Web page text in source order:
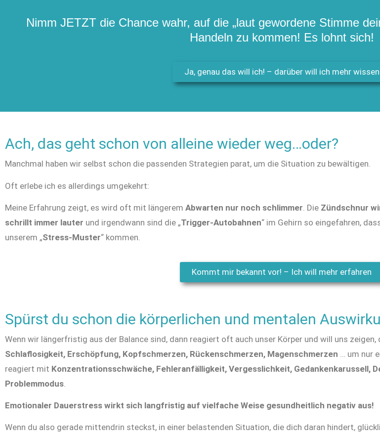
Nimm JETZT die Chance wahr, auf die „laut gewordene Stimme
Handeln zu kommen! Es lohnt sich!
Ja, genau das will ich! – darüber will ich mehr wissen
Ach, das geht schon von alleine wieder weg…oder?
Manchmal haben wir selbst schon die passenden Strategien parat, um die Situation zu bewältigen.
Oft erlebe ich es allerdings umgekehrt:
Meine Erfahrung zeigt, es wird oft mit längerem Abwarten nur noch schlimmer. Die Zündschnur
schrillt immer lauter und irgendwann sind die „Trigger-Autobahnen“ im Gehirn so eingefahren,
unserem „Stress-Muster“ kommen.
Kommt mir bekannt vor! – Ich will mehr erfahren
Spürst du schon die körperlichen und mentalen
Wenn wir längerfristig aus der Balance sind, dann reagiert oft auch unser Körper und will uns
Schlaflosigkeit, Erschöpfung, Kopfschmerzen, Rückenschmerzen, Magenschmerzen
… um nur
reagiert mit Konzentrationsschwäche, Fehleranfälligkeit, Vergesslichkeit, Gedankenkarussell,
Problemmodus
Emotionaler Dauerstress wirkt sich langfristig auf vielfache Weise gesundheitlich negativ aus!
Wenn du also gerade mittendrin steckst, in einer belastenden Situation, die dich daran hindert,